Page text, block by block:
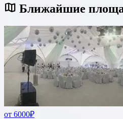
Ближайшие
от 6000₽